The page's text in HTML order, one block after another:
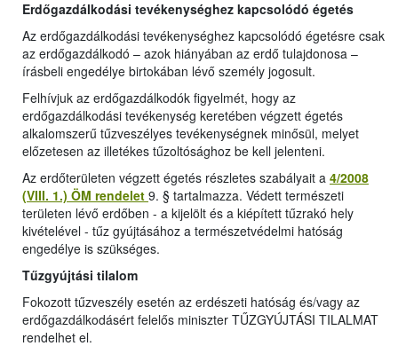
Erdőgazdálkodási tevékenységhez kapcsolódó égetés
Az erdőgazdálkodási tevékenységhez kapcsolódó égetésre csak
az erdőgazdálkodó – azok hiányában az erdő tulajdonosa –
írásbeli engedélye birtokában lévő személy jogosult.
Felhívjuk az erdőgazdálkodók figyelmét, hogy az
erdőgazdálkodási tevékenység keretében végzett égetés
alkalomszerű tűzveszélyes tevékenységnek minősül, melyet
előzetesen az illetékes tűzoltósághoz be kell jelenteni.
Az erdőterületen végzett égetés részletes szabályait a 4/2008
(VIII. 1.) ÖM rendelet 9. § tartalmazza. Védett természeti
területen lévő erdőben - a kijelölt és a kiépített tűzrakó hely
kivételével - tűz gyújtásához a természetvédelmi hatóság
engedélye is szükséges.
Tűzgyújtási tilalom
Fokozott tűzveszély esetén az erdészeti hatóság és/vagy az
erdőgazdálkodásért felelős miniszter TŰZGYÚJTÁSI TILALMAT
rendelhet el.